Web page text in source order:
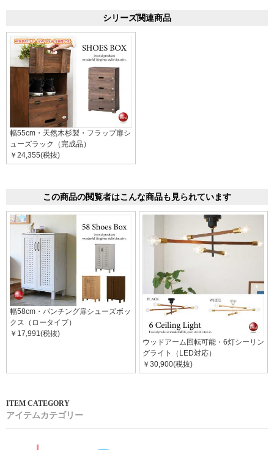
シリーズ関連商品
幅55cm・天然木杉製・フラップ扉シ
ューズラック（完成品）
￥24,355(税抜)
この商品の閲覧者はこんな商品も見られています
幅58cm・パンチング扉シューズボッ
クス（ロータイプ）
￥17,991(税抜)
ウッドアーム回転可能・6灯シーリン
グライト（LED対応）
￥30,900(税抜)
アイテムカテゴリー